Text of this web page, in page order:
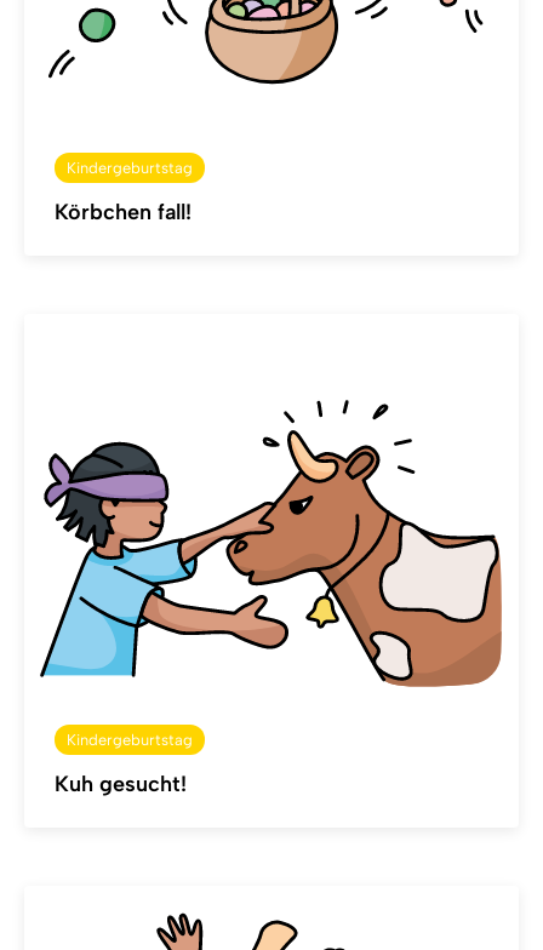
Kindergeburtstag
Körbchen fall!
Kindergeburtstag
Kuh gesucht!